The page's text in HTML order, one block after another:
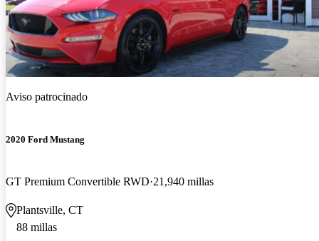
Aviso patrocinado
2020 Ford Mustang
GT Premium Convertible RWD 21,940 millas
Plantsville, CT
88 millas